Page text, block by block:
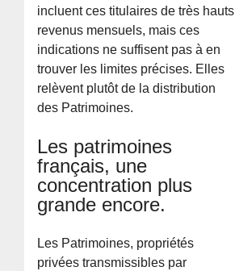
incluent ces titulaires de très hauts
revenus mensuels, mais ces
indications ne suffisent pas à en
trouver les limites précises. Elles
relèvent plutôt de la distribution
des Patrimoines.
Les patrimoines
français, une
concentration plus
grande encore.
Les Patrimoines, propriétés
privées transmissibles par